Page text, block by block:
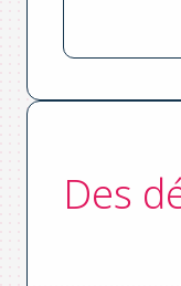
Des